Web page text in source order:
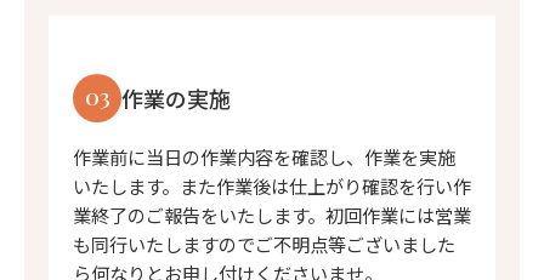
03 作業の実施
作業前に当日の作業内容を確認し、作業を実施
いたします。また作業後は仕上がり確認を行い作
業終了のご報告をいたします。初回作業には営業
も同行いたしますのでご不明点等ございました
ら何なりとお申し付けくださいませ。